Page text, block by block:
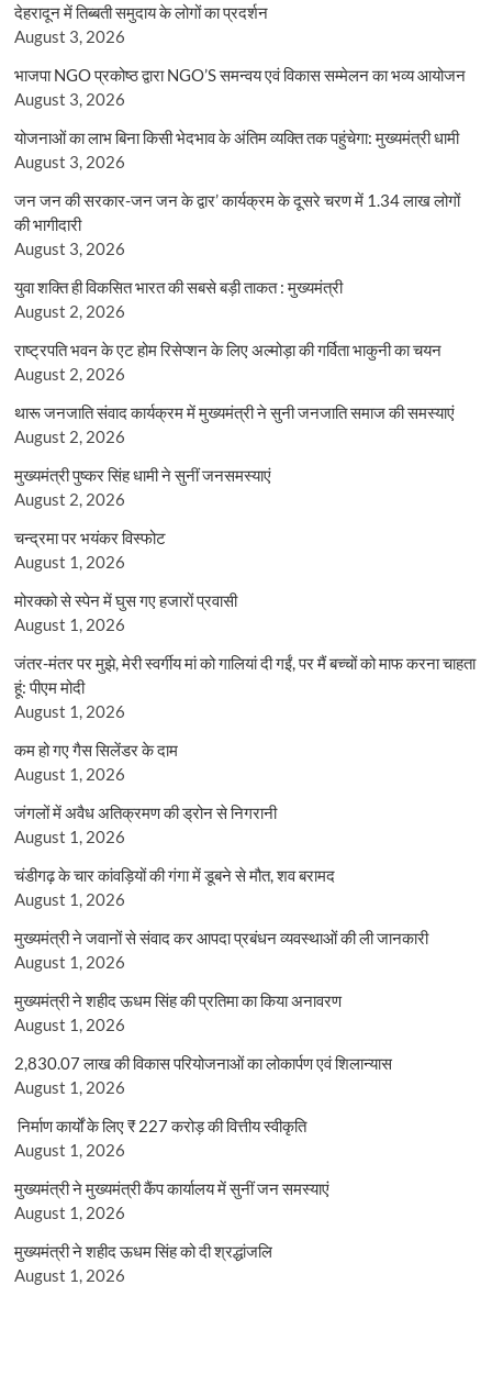
देहरादून में तिब्बती समुदाय के लोगों का प्रदर्शन
August 3, 2026
भाजपा NGO प्रकोष्ठ द्वारा NGO’S समन्वय एवं विकास सम्मेलन का भव्य आयोजन
August 3, 2026
योजनाओं का लाभ बिना किसी भेदभाव के अंतिम व्यक्ति तक पहुंचेगा: मुख्यमंत्री धामी
August 3, 2026
जन जन की सरकार-जन जन के द्वार’ कार्यक्रम के दूसरे चरण में 1.34 लाख लोगों
की भागीदारी
August 3, 2026
युवा शक्ति ही विकसित भारत की सबसे बड़ी ताकत : मुख्यमंत्री
August 2, 2026
राष्ट्रपति भवन के एट होम रिसेप्शन के लिए अल्मोड़ा की गर्विता भाकुनी का चयन
August 2, 2026
थारू जनजाति संवाद कार्यक्रम में मुख्यमंत्री ने सुनी जनजाति समाज की समस्याएं
August 2, 2026
मुख्यमंत्री पुष्कर सिंह धामी ने सुनीं जनसमस्याएं
August 2, 2026
चन्द्रमा पर भयंकर विस्फोट
August 1, 2026
मोरक्को से स्पेन में घुस गए हजारों प्रवासी
August 1, 2026
जंतर-मंतर पर मुझे, मेरी स्वर्गीय मां को गालियां दी गईं, पर मैं बच्चों को माफ करना चाहता
हूं: पीएम मोदी
August 1, 2026
कम हो गए गैस सिलेंडर के दाम
August 1, 2026
जंगलों में अवैध अतिक्रमण की ड्रोन से निगरानी
August 1, 2026
चंडीगढ़ के चार कांवड़ियों की गंगा में डूबने से मौत, शव बरामद
August 1, 2026
मुख्यमंत्री ने जवानों से संवाद कर आपदा प्रबंधन व्यवस्थाओं की ली जानकारी
August 1, 2026
मुख्यमंत्री ने शहीद ऊधम सिंह की प्रतिमा का किया अनावरण
August 1, 2026
2,830.07 लाख की विकास परियोजनाओं का लोकार्पण एवं शिलान्यास
August 1, 2026
निर्माण कार्यों के लिए ₹ 227 करोड़ की वित्तीय स्वीकृति
August 1, 2026
मुख्यमंत्री ने मुख्यमंत्री कैंप कार्यालय में सुनीं जन समस्याएं
August 1, 2026
मुख्यमंत्री ने शहीद ऊधम सिंह को दी श्रद्धांजलि
August 1, 2026